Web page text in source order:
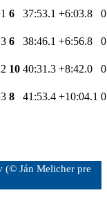
6 37:53.1 +6:03.8 0
6 38:46.1 +6:56.8 0
10 40:31.3 +8:42.0 0
8 41:53.4 +10:04.1 0
(© Ján Melicher pre